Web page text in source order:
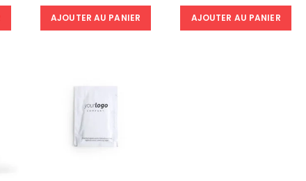
AJOUTER AU PANIER AJOUTER AU PANIER